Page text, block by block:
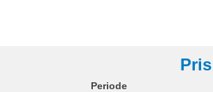
Pris
Periode